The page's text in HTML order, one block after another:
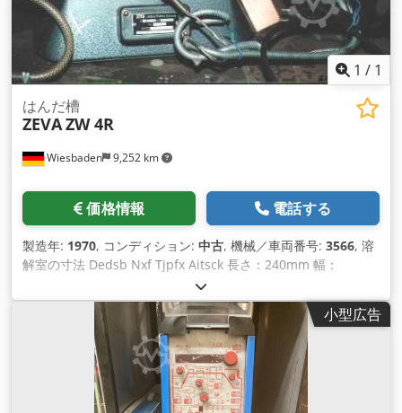
1 / 1
Wiesbaden 9,252 km
はんだ槽
ZEVAZW 4R
価格情報 電話する
製造年: 1970, コンディション: 中古, 機械／車両番号: 3566, 溶
解室の寸法 Dedsb Nxf Tjpfx Aitsck 長さ：240mm 幅：
200mm 深さ：40mm はんだ付け能力：16kg 力: 2400 W 主電
源電圧のために: 220 V
小型広告